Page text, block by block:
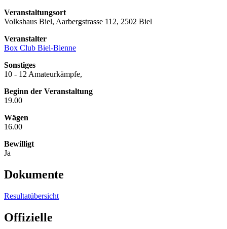
Veranstaltungsort
Volkshaus Biel, Aarbergstrasse 112, 2502 Biel
Veranstalter
Box Club Biel-Bienne
Sonstiges
10 - 12 Amateurkämpfe,
Beginn der Veranstaltung
19.00
Wägen
16.00
Bewilligt
Ja
Dokumente
Resultatübersicht
Offizielle